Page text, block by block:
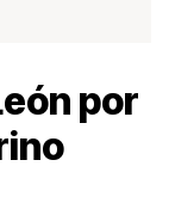
por